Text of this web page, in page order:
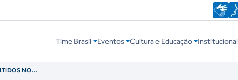
Time Brasil Eventos Cultura e Educação Institucional
NO